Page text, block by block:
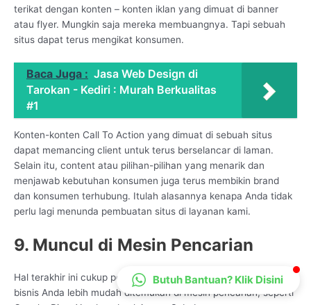
terikat dengan konten – konten iklan yang dimuat di banner
atau flyer. Mungkin saja mereka membuangnya. Tapi sebuah
situs dapat terus mengikat konsumen.
Baca Juga : Jasa Web Design di
Tarokan - Kediri : Murah Berkualitas
#1
Konten-konten Call To Action yang dimuat di sebuah situs
dapat memancing client untuk terus berselancar di laman.
Selain itu, content atau pilihan-pilihan yang menarik dan
menjawab kebutuhan konsumen juga terus membikin brand
dan konsumen terhubung. Itulah alasannya kenapa Anda tidak
perlu lagi menunda pembuatan situs di layanan kami.
9. Muncul di Mesin Pencarian
Hal terakhir ini cukup penting karena dengan adanya situs web,
bisnis Anda lebih mudah ditemukan di mesin pencarian, seperti
CS Lenteraweb
Online
Butuh Bantuan? Klik Disini